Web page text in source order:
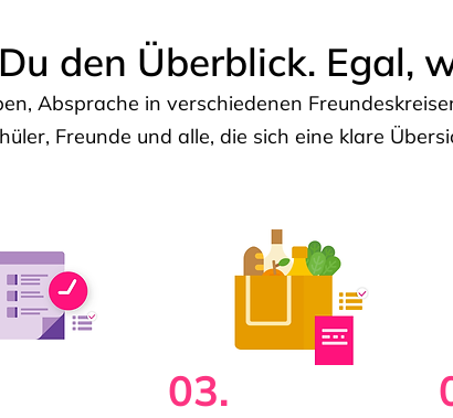
den Überblick. Egal,
Absprache in verschiedenen
Freunde und alle, die sich eine klare
03.